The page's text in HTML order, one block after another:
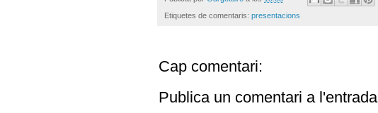
Etiquetes de comentaris: presentacions
Cap comentari:
Publica un comentari a l'entrada